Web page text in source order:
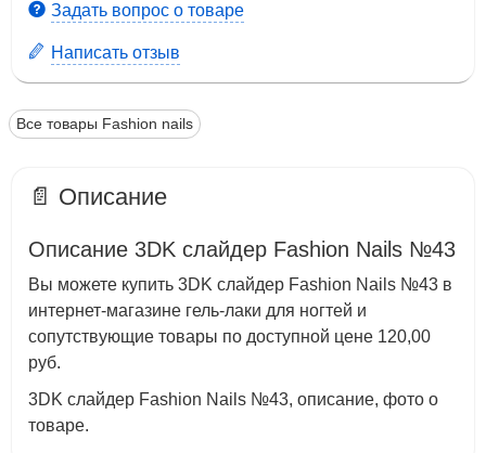
Задать вопрос о товаре
Написать отзыв
Все товары Fashion nails
📄 Описание
Описание 3DK слайдер Fashion Nails №43
Вы можете купить 3DK слайдер Fashion Nails №43 в
интернет-магазине гель-лаки для ногтей и
сопутствующие товары по доступной цене 120,00
руб.
3DK слайдер Fashion Nails №43, описание, фото о
товаре.